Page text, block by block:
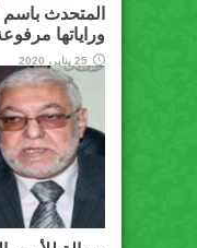
المتحدث باسم
وراياتها
25 يناير، 2020